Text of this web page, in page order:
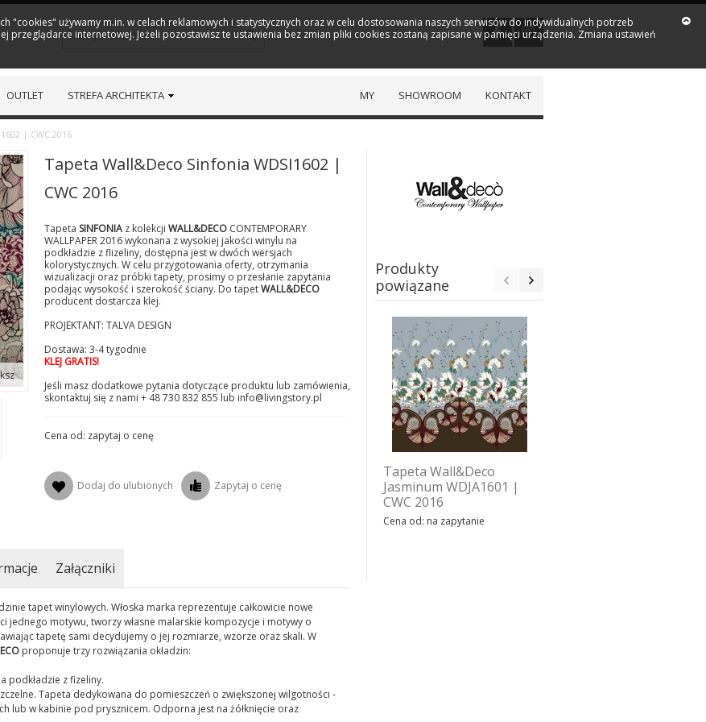
OUTLET STREFA ARCHITEKTA KONTAKT
SHOWROOM
MY
| CWC 2016
Tapeta Wall&Deco Sinfonia WDSI1602 |
CWC 2016
Tapeta SINFONIA z kolekcji WALL&DECOCONTEMPORARY
WALLPAPER 2016 wykonana z wysokiej jakości winylu na
podkładzie z flizeliny, dostępna jest w dwóch wersjach
kolorystycznych. W celu przygotowania oferty, otrzymania
wizualizacji oraz próbki tapety, prosimy o przesłanie zapytania
podając wysokość i szerokość ściany. Do tapetWALL&DECO
producent dostarcza klej.
PROJEKTANT: TALVA DESIGN
Dostawa: 3-4 tygodnie
KLEJ GRATIS!
Jeśli masz dodatkowe pytania dotyczące produktu lub zamówienia,
skontaktuj się z nami + 48 730 832 855 lub info@livingstory.pl
Cena od: zapytaj o cenę
Dodaj do ulubionych Zapytaj o cenę
Produkty
powiązane
Tapeta Wall&Deco
Jasminum WDJA1601 |
CWC 2016
Cena od: na zapytanie
Załączniki
tapet winylowych. Włoska marka reprezentuje całkowicie nowe
jednego motywu, tworzy własne malarskie kompozycje i motywy o
tapetę sami decydujemy o jej rozmiarze, wzorze oraz skali. W
proponuje trzy rozwiązania okładzin:
podkładzie z fizeliny.
Tapeta dedykowana do pomieszczeń o zwiększonej wilgotności -
lub w kabinie pod prysznicem. Odporna jest na żółknięcie oraz
"cookies" używamy m.in. w celach reklamowych i statystycznych oraz w celu dostosowania naszych serwisów do indywidualnych potrzeb
przeglądarce internetowej. Jeżeli pozostawisz te ustawienia bez zmian pliki cookies zostaną zapisane w pamięci urządzenia. Zmiana ustawień